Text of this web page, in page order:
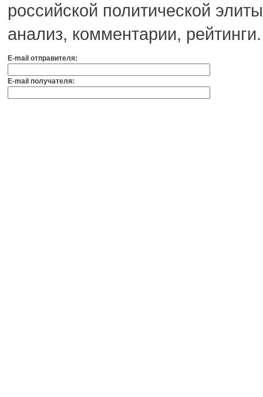
российской политической
анализ, комментарии,
E-mail отправителя:
E-mail получателя: